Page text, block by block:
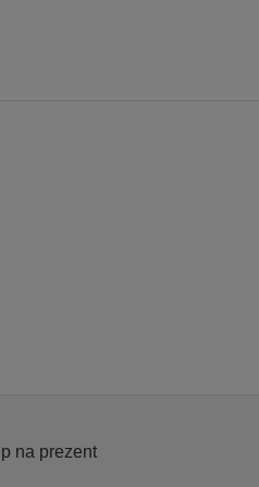
na prezent